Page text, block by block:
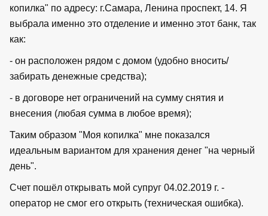
копилка" по адресу: г.Самара, Ленина проспект, 14. Я
выбрала именно это отделение и именно этот банк, так
как:
- он расположен рядом с домом (удобно вносить/
забирать денежные средства);
- в договоре нет ограничений на сумму снятия и
внесения (любая сумма в любое время);
Таким образом "Моя копилка" мне показался
идеальным вариантом для хранения денег "на черный
день".
Счет пошёл открывать мой супруг 04.02.2019 г. -
оператор не смог его открыть (техническая ошибка).